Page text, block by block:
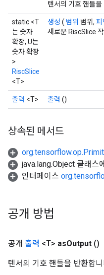
텐서의 기호 핸들을
static <T
는 숫자
확장, U는
숫자 확장
>
RiscSlice
<T>
생성 ( 범위 범위, 피
새로운 RiscSlice
출력 <T> 출력 ()
상속된 메서드
java.lang.Object 클래스
인터페이스
공개 방법
공개 출력 <T> asOutput ()
텐서의 기호 핸들을 반환합니